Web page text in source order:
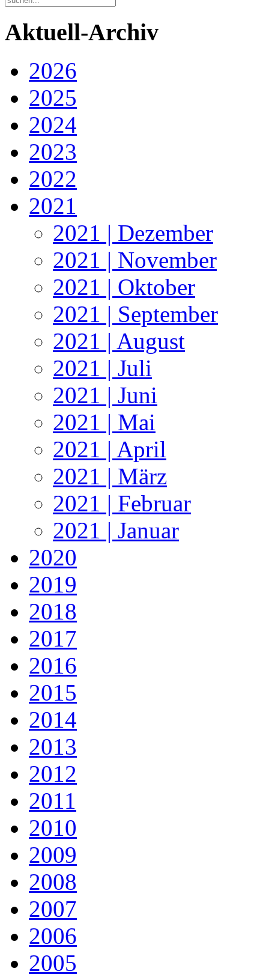
Aktuell-Archiv
2026
2025
2024
2023
2022
2021
2021 | Dezember
2021 | November
2021 | Oktober
2021 | September
2021 | August
2021 | Juli
2021 | Juni
2021 | Mai
2021 | April
2021 | März
2021 | Februar
2021 | Januar
2020
2019
2018
2017
2016
2015
2014
2013
2012
2011
2010
2009
2008
2007
2006
2005